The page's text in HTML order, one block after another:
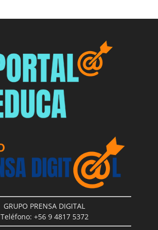
GRUPO PRENSA DIGITAL
Teléfono: +56 9 4817 5372